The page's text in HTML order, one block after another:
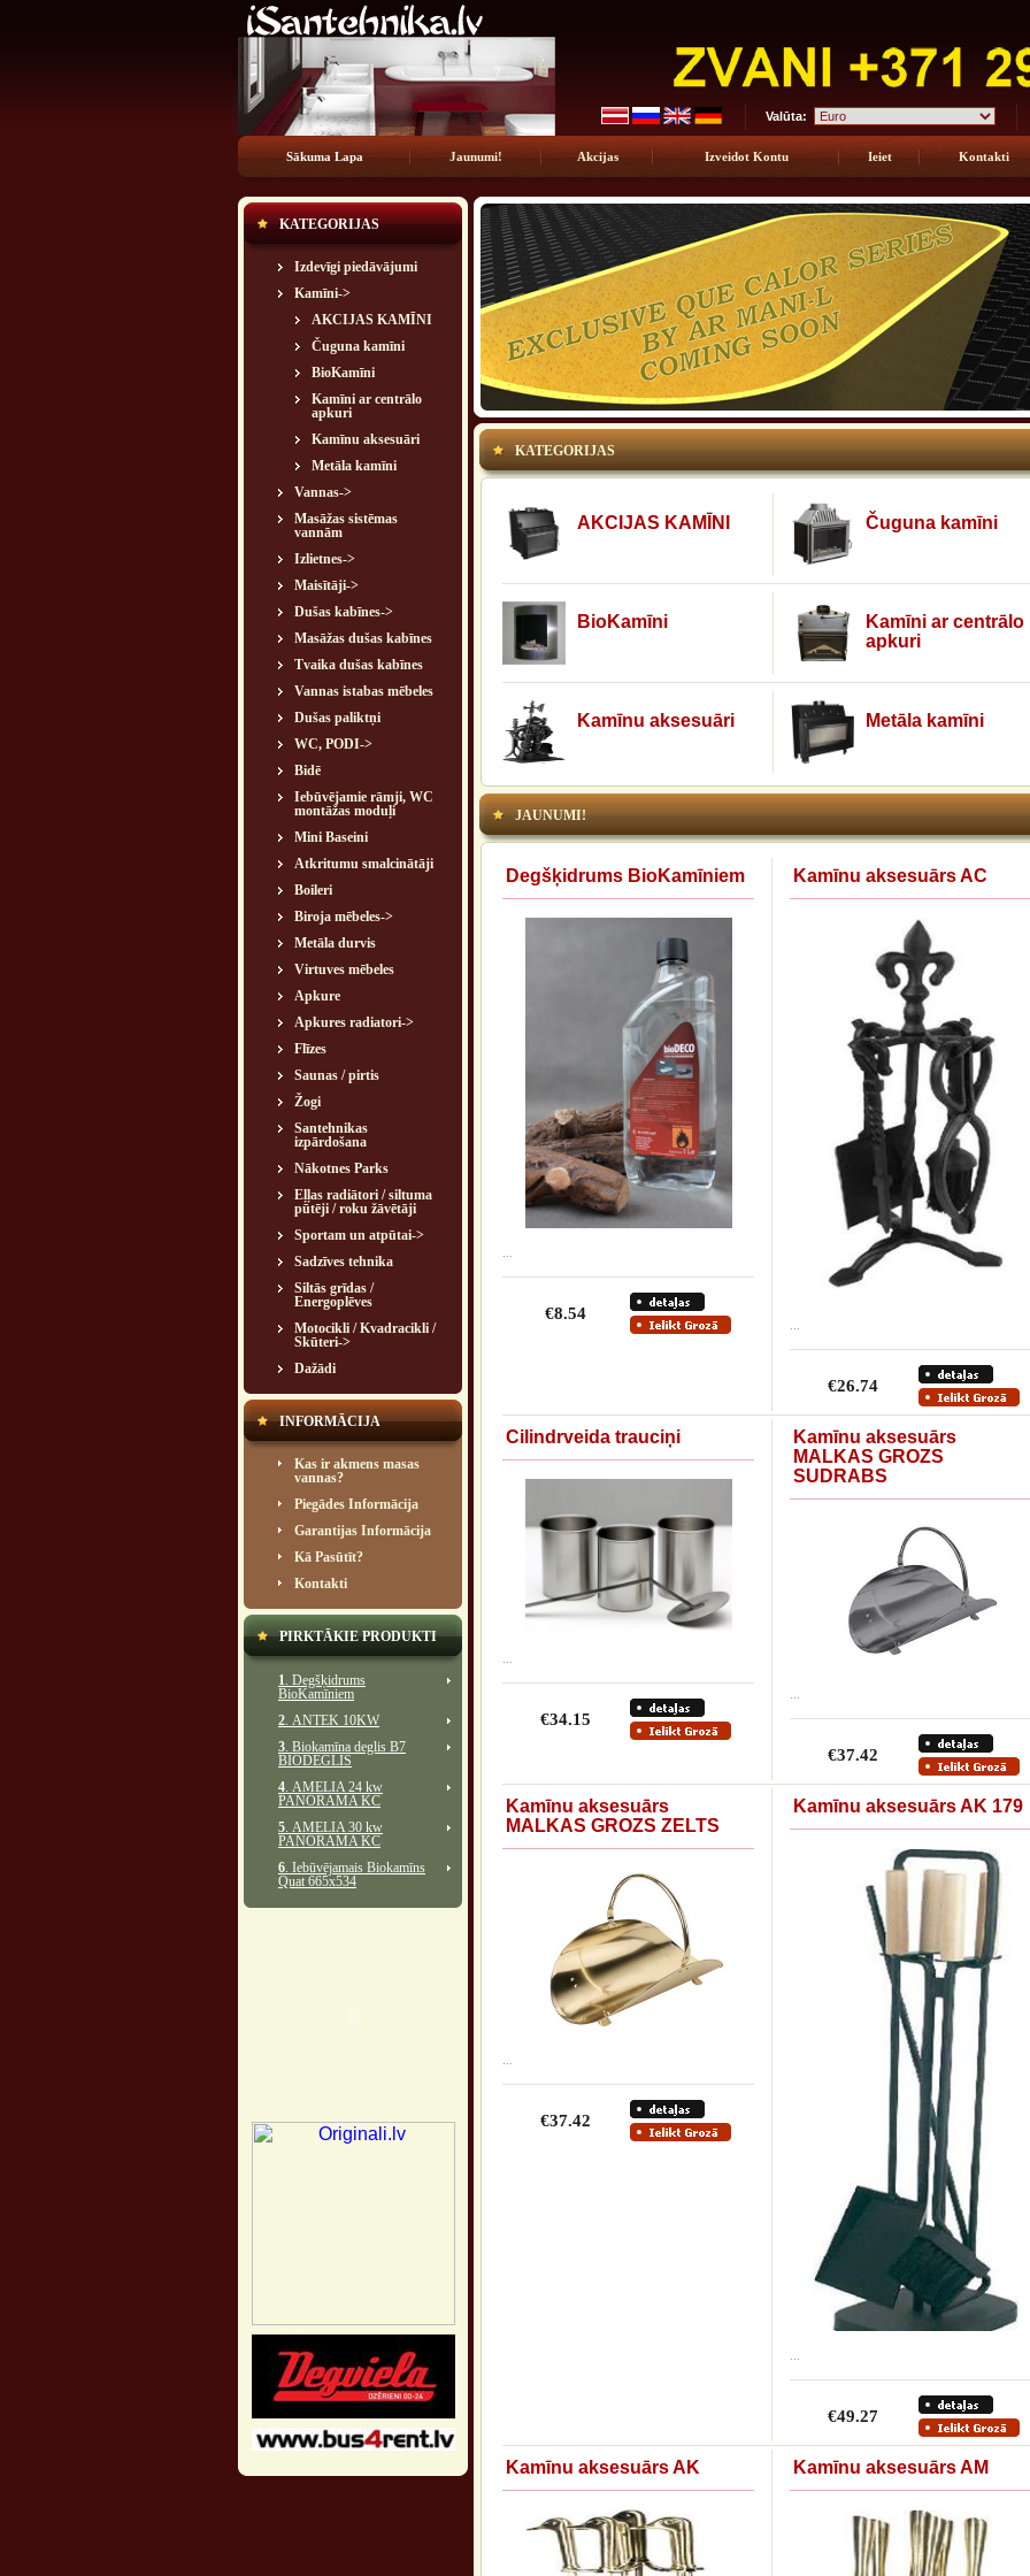
Valūta:
Sākuma Lapa Jaunumi! Akcijas Izveidot Kontu Ieiet Kontakti
KATEGORIJAS
Izdevīgi piedāvājumi
Kamīni->
AKCIJAS KAMĪNI
Čuguna kamīni
BioKamīni
Kamīni ar centrālo
apkuri
Kamīnu aksesuāri
Metāla kamīni
Vannas->
Masāžas sistēmas
vannām
Izlietnes->
Maisītāji->
Dušas kabīnes->
Masāžas dušas kabīnes
Tvaika dušas kabīnes
Vannas istabas mēbeles
Dušas paliktņi
WC, PODI->
Bidē
Iebūvējamie rāmji, WC
montāžas moduļi
Mini Baseini
Atkritumu smalcinātāji
Boileri
Biroja mēbeles->
Metāla durvis
Virtuves mēbeles
Apkure
Apkures radiatori->
Flīzes
Saunas / pirtis
Žogi
Santehnikas
izpārdošana
Nākotnes Parks
Eļļas radiātori / siltuma
pūtēji / roku žāvētāji
Sportam un atpūtai->
Sadzīves tehnika
Siltās grīdas /
Energoplēves
Motocikli / Kvadracikli /
Skūteri->
Dažādi
INFORMĀCIJA
Kas ir akmens masas
vannas?
Piegādes Informācija
Garantijas Informācija
Kā Pasūtīt?
Kontakti
PIRKTĀKIE PRODUKTI
1. Degšķidrums
BioKamīniem
2. ANTEK 10KW
3. Biokamīna deglis B7
BIODEGLIS
4. AMELIA 24 kw
PANORĀMA KC
5. AMELIA 30 kw
PANORĀMA KC
6. Iebūvējamais Biokamīns
Quat 665x534
KATEGORIJAS
AKCIJAS KAMĪNI Čuguna kamīni
BioKamīni
Kamīni ar centrālo
apkuri
Kamīnu aksesuāri Metāla kamīni
JAUNUMI!
Degšķidrums BioKamīniem
€8.54
Kamīnu aksesuārs AC
€26.74
Cilindrveida trauciņi
€34.15
Kamīnu aksesuārs
MALKAS GROZS
SUDRABS
€37.42
Kamīnu aksesuārs
MALKAS GROZS ZELTS
€37.42
Kamīnu aksesuārs AK 179
€49.27
Kamīnu aksesuārs AK Kamīnu aksesuārs AM